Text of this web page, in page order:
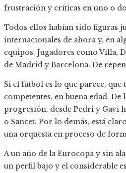
frustración y críticas en uno o
Todos ellos habían sido figuras
internacionales de ahora y, en
equipos. Jugadores como Villa,
de Madrid y Barcelona. De
Si el fútbol es lo que parece, que
competentes, en buena edad.
progresión, desde Pedri y Gavi
o Sancet. Por lo demás, está
una orquesta en proceso de
A un año de la Eurocopa y sin
un perfil bajo y el considerable